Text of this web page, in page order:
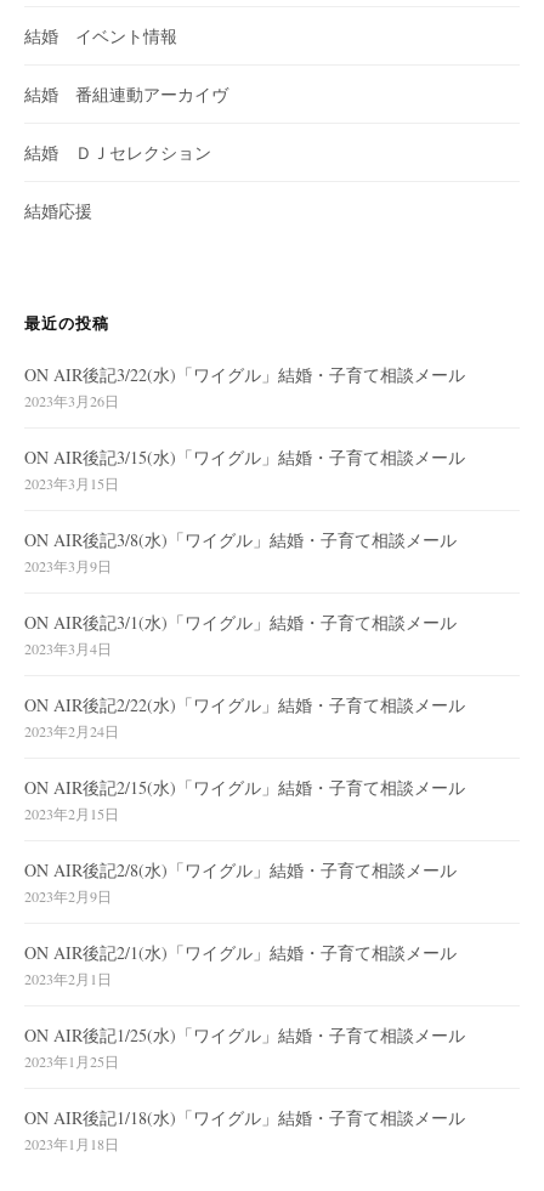
結婚 イベント情報
結婚 番組連動アーカイヴ
結婚 ＤＪセレクション
結婚応援
最近の投稿
ON AIR後記3/22(水)「ワイグル」結婚・子育て相談メール
2023年3月26日
ON AIR後記3/15(水)「ワイグル」結婚・子育て相談メール
2023年3月15日
ON AIR後記3/8(水)「ワイグル」結婚・子育て相談メール
2023年3月9日
ON AIR後記3/1(水)「ワイグル」結婚・子育て相談メール
2023年3月4日
ON AIR後記2/22(水)「ワイグル」結婚・子育て相談メール
2023年2月24日
ON AIR後記2/15(水)「ワイグル」結婚・子育て相談メール
2023年2月15日
ON AIR後記2/8(水)「ワイグル」結婚・子育て相談メール
2023年2月9日
ON AIR後記2/1(水)「ワイグル」結婚・子育て相談メール
2023年2月1日
ON AIR後記1/25(水)「ワイグル」結婚・子育て相談メール
2023年1月25日
ON AIR後記1/18(水)「ワイグル」結婚・子育て相談メール
2023年1月18日